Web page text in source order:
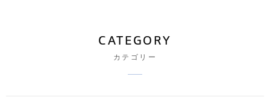
CATEGORY
カテゴリー